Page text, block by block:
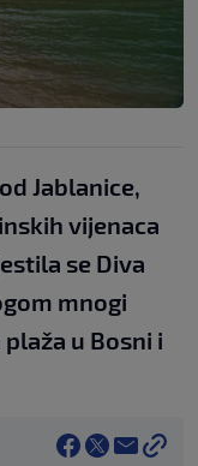
Jablanice,
vijenaca
se Diva
mnogi
u Bosni i